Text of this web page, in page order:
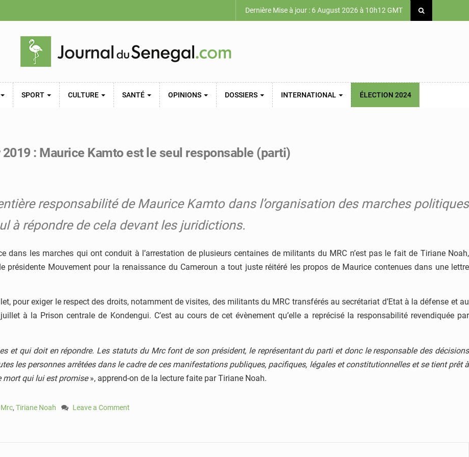
Dernière Mise à jour : 6 August 2026 à 10h12 GMT
SPORT CULTURE SANTÉ OPINIONS DOSSIERS INTERNATIONAL ÉLECTION 2024
: Maurice Kamto est le seul responsable (parti)
responsabilité de Maurice Kamto dans l’organisation des marches politiques
à répondre de cela devant les juridictions.
dans les marches qui ont conduit à l’arrestation de plusieurs centaines de militants du MRC n’est pas le fait de Tiriane Noah,
présidente Mouvement pour la renaissance du Cameroun a tout juste réitéré les propos de Maurice contenues dans une lettre
pour exiger le respect des droits, notamment de visites, des militants du MRC transférés au secrétariat d’Etat à la défense et au
à la Prison centrale de Kondengui. C’est au cours de cet évènement qu’elle a reprécisé la responsabilité revendiquée par
et qui doit en répondre. Les statuts du Mrc font de son président, le représentant du parti et donc le responsable des décisions
les personnes arrêtées dans le cadre de ces manifestations publiques, pacifiques, légales et constitutionnelles et se tient prêt à
mort qui lui est promise», apprend-on de la lecture faite par Tiriane Noah.
Mrc, Tiriane Noah
Leave a Comment